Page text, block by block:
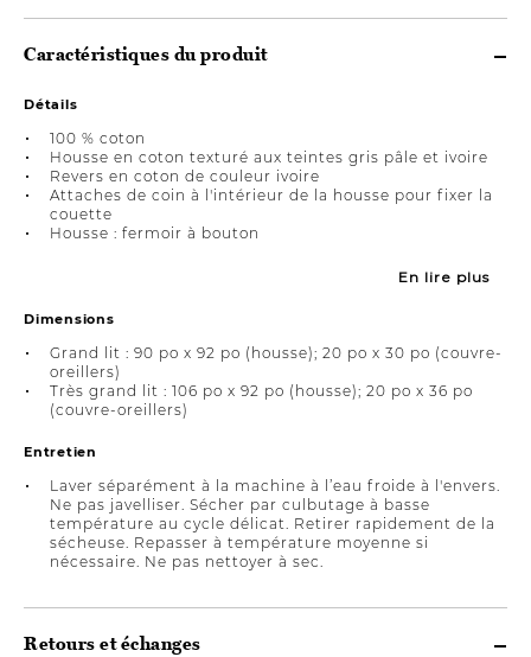
Caractéristiques du produit
Détails
100 % coton
Housse en coton texturé aux teintes gris pâle et ivoire
Revers en coton de couleur ivoire
Attaches de coin à l'intérieur de la housse pour fixer la
couette
Housse : fermoir à bouton
En lire plus
Dimensions
Grand lit : 90 po x 92 po (housse); 20 po x 30 po (couvre-
oreillers)
Très grand lit : 106 po x 92 po (housse); 20 po x 36 po
(couvre-oreillers)
Entretien
Laver séparément à la machine à l’eau froide à l'envers.
Ne pas javelliser. Sécher par culbutage à basse
température au cycle délicat. Retirer rapidement de la
sécheuse. Repasser à température moyenne si
nécessaire. Ne pas nettoyer à sec.
Retours et échanges